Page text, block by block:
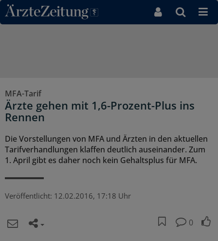
Direkt zum Inhaltsbereich
MFA-Tarif
Ärzte gehen mit 1,6-Prozent-Plus ins
Rennen
Die Vorstellungen von MFA und Ärzten in den aktuellen
Tarifverhandlungen klaffen deutlich auseinander. Zum
1. April gibt es daher noch kein Gehaltsplus für MFA.
Veröffentlicht: 12.02.2016, 17:18 Uhr
0